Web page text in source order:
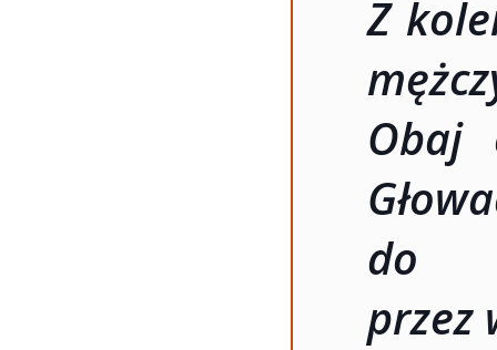
Z
Obaj
do
przez